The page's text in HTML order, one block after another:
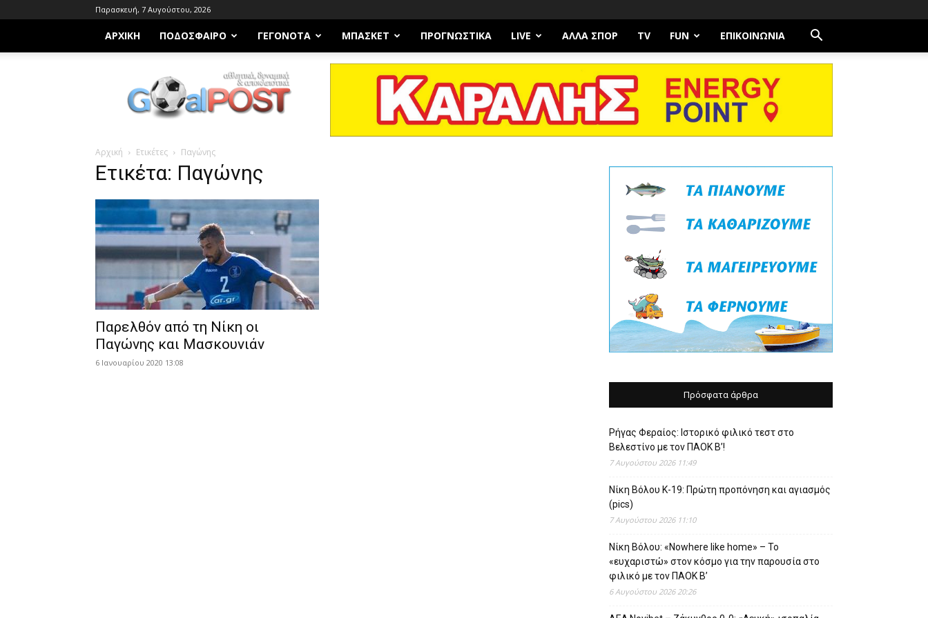
Παρασκευή, 7 Αυγούστου, 2026
ΑΡΧΙΚΗ ΠΟΔΌΣΦΑΙΡΟ ΓΕΓΟΝΌΤΑ ΜΠΆΣΚΕΤ ΠΡΟΓΝΩΣΤΙΚΑ LIVE ΆΛΛΑ ΣΠΟΡ TV FUN ΕΠΙΚΟΙΝΩΝΊΑ
Goalpost.gr
Αρχική Ετικέτες Παγώνης
Ετικέτα: Παγώνης
Παρελθόν από τη Νίκη οι
Παγώνης και Μασκουνιάν
6 Ιανουαρίου 2020 13:08
Πρόσφατα άρθρα
Ρήγας Φεραίος: Ιστορικό φιλικό τεστ στο
Βελεστίνο με τον ΠΑΟΚ Β’!
7 Αυγούστου 2026 11:49
Νίκη Βόλου Κ-19: Πρώτη προπόνηση και αγιασμός
(pics)
7 Αυγούστου 2026 11:10
Νίκη Βόλου: «Nowhere like home» – Το
«ευχαριστώ» στον κόσμο για την παρουσία στο
φιλικό με τον ΠΑΟΚ Β’
6 Αυγούστου 2026 20:26